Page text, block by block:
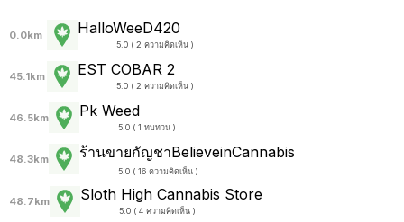
0.0km HalloWeeD420
5.0 ( 2 ความคิดเห็น )
45.1km EST COBAR 2
5.0 ( 2 ความคิดเห็น )
46.5km Pk Weed
5.0 ( 1 ทบทวน )
48.3km ร้านขายกัญชาBelieveinCannabis
5.0 ( 16 ความคิดเห็น )
48.7km Sloth High Cannabis Store
5.0 ( 4 ความคิดเห็น )